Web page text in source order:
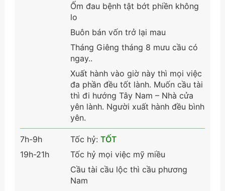
Ốm đau bệnh tật bớt phiền không
lo
Buôn bán vốn trở lại mau
Tháng Giêng tháng 8 mưu cầu có
ngay..
Xuất hành vào giờ này thì mọi việc
đa phần đều tốt lành. Muốn cầu tài
thì đi hướng Tây Nam – Nhà cửa
yên lành. Người xuất hành đều bình
yên.
7h-9h
19h-21h
Tốc hỷ: TỐT
Tốc hỷ mọi việc mỹ miều
Cầu tài cầu lộc thì cầu phương
Nam